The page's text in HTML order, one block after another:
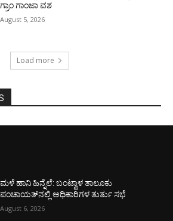
ಗ್ರಾಂ ಗಾಂಜಾ ವಶ
August 5, 2026
Load more
ಮಳೆ ಹಾನಿ ಹಿನ್ನೆಲೆ: ಬಂಟ್ವಾಳ ತಾಲೂಕು
ಪಂಚಾಯತ್‌ನಲ್ಲಿ ಅಧಿಕಾರಿಗಳ ತುರ್ತು ಸಭೆ
August 6, 2026